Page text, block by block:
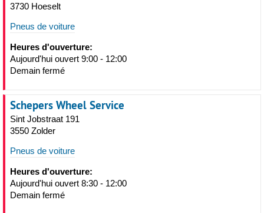
3730 Hoeselt
Pneus de voiture
Heures d'ouverture:
Aujourd'hui ouvert 9:00 - 12:00
Demain fermé
Schepers Wheel Service
Sint Jobstraat 191
3550 Zolder
Pneus de voiture
Heures d'ouverture:
Aujourd'hui ouvert 8:30 - 12:00
Demain fermé